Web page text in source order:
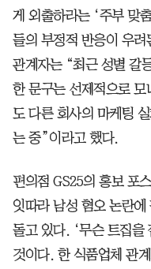
게 외출하라는 ‘주부 맞
들의 부정적 반응이 우
관계자는 “최근 성별 갈
한 문구는 선제적으로 모
도 다른 회사의 마케팅
는 중”이라고 했다.
편의점 GS25의 홍보 포
잇따라 남성 혐오 논란
돌고 있다. ‘무슨 트집을
것이다. 한 식품업체 관